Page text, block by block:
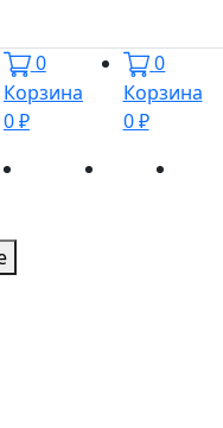
0
Корзина
0 ₽
0
Корзина
0 ₽
Новинки